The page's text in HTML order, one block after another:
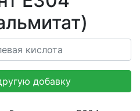
добавку